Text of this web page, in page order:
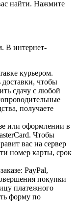
найти. Нажмите
В интернет-
курьером.
чтобы
сдачу с любой
получаете
или оформлении в
Чтобы
вас на сервер
номер карты, срок
PayPal,
покупки
платежного
форму по